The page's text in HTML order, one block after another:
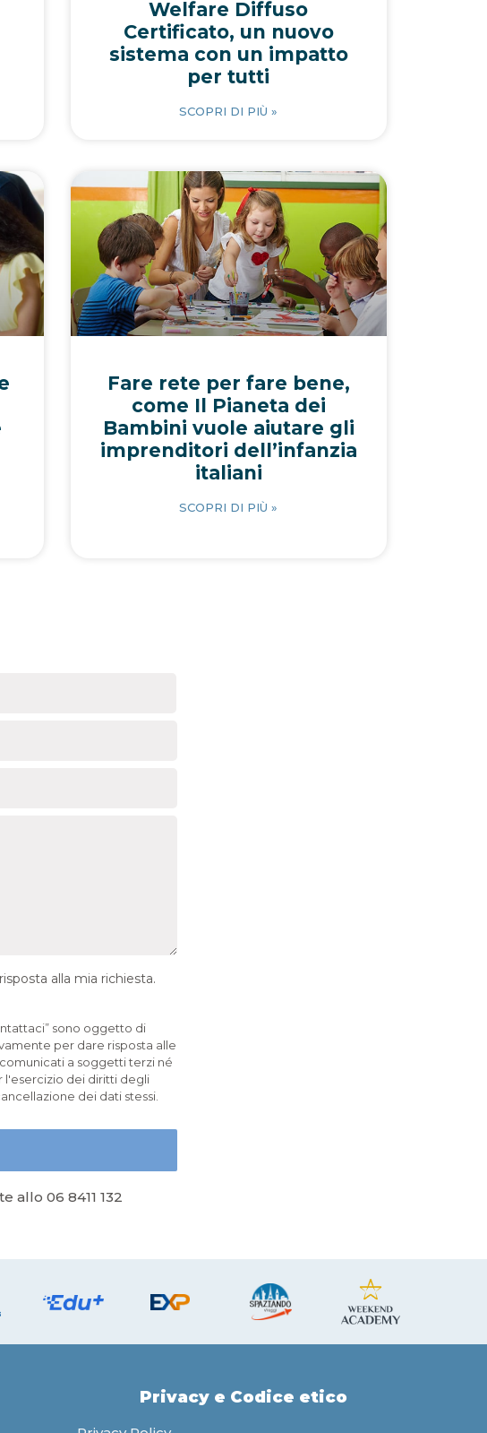
Welfare Diffuso
Certificato, un nuovo
sistema con un impatto
per tutti
SCOPRI DI PIÙ »
Fare rete per fare bene,
come Il Pianeta dei
Bambini vuole aiutare gli
imprenditori dell’infanzia
italiani
SCOPRI DI PIÙ »
alla mia richiesta.
sono oggetto di
per dare risposta alle
a soggetti terzi né
l'esercizio dei diritti degli
dei dati stessi.
allo 06 8411 132
Privacy e Codice etico